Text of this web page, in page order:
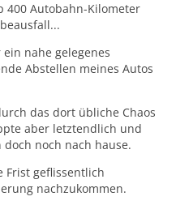
400 Autobahn-Kilometer
nahe gelegenes
Abstellen meines Autos
das dort übliche Chaos
aber letztendlich und
noch nach hause.
Frist geflissentlich
nachzukommen.